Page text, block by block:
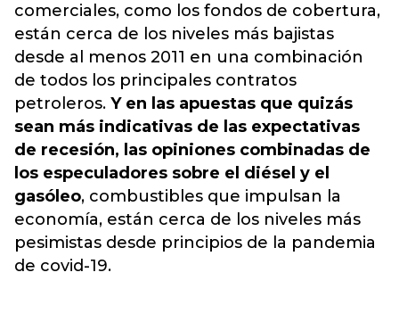
comerciales, como los fondos de cobertura,
están cerca de los niveles más bajistas
desde al menos 2011 en una combinación
de todos los principales contratos
petroleros. Y en las apuestas que quizás
sean más indicativas de las expectativas
de recesión, las opiniones combinadas de
los especuladores sobre el diésel y el
gasóleo, combustibles que impulsan la
economía, están cerca de los niveles más
pesimistas desde principios de la pandemia
de covid-19.